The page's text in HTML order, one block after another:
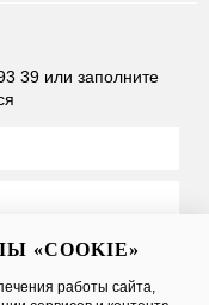
39 или заполните
«COOKIE»
работы сайта,